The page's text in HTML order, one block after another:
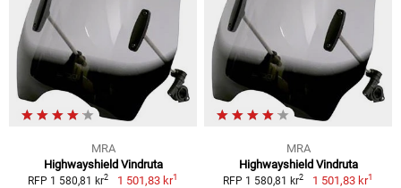
MRA
Highwayshield Vindruta
RFP 1 580,81 kr2 1 501,83 kr1
MRA
Highwayshield Vindruta
RFP 1 580,81 kr2 1 501,83 kr1